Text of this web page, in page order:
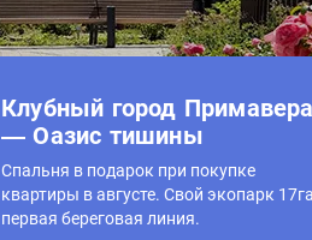
Клубный город Примавера
— Оазис тишины
Спальня в подарок при покупке
квартиры в августе. Свой экопарк
первая береговая линия.